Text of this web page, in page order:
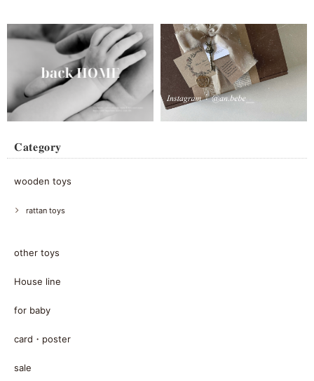
𝐂𝐚𝐭𝐞𝐠𝐨𝐫𝐲
wooden toys
rattan toys
other toys
House line
for baby
card・poster
sale